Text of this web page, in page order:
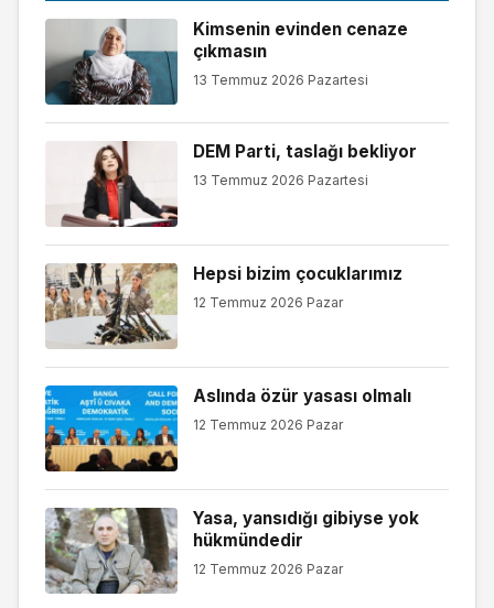
Kimsenin evinden cenaze
çıkmasın
13 Temmuz 2026 Pazartesi
DEM Parti, taslağı bekliyor
13 Temmuz 2026 Pazartesi
Hepsi bizim çocuklarımız
12 Temmuz 2026 Pazar
Aslında özür yasası olmalı
12 Temmuz 2026 Pazar
Yasa, yansıdığı gibiyse yok
hükmündedir
12 Temmuz 2026 Pazar